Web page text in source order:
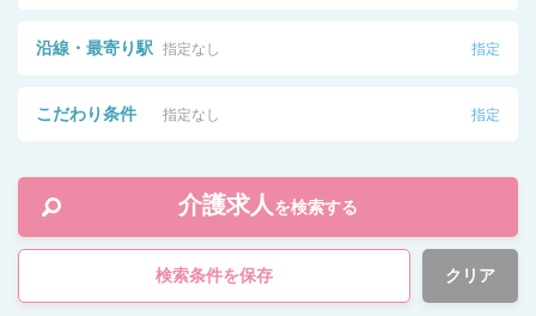
沿線・最寄り駅 指定なし 指定
こだわり条件 指定なし 指定
介護求人 を検索する
検索条件を保存 クリア